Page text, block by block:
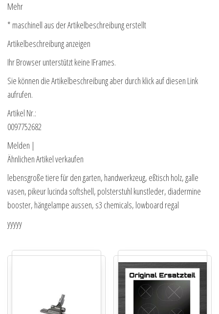
Mehr
* maschinell aus der Artikelbeschreibung erstellt
Artikelbeschreibung anzeigen
Ihr Browser unterstützt keine IFrames.
Sie können die Artikelbeschreibung aber durch klick auf diesen Link
aufrufen.
Artikel Nr.:
0097752682
Melden |
Ähnlichen Artikel verkaufen
lebensgroße tiere für den garten, handwerkzeug, eßtisch holz, galle
vasen, pikeur lucinda softshell, polsterstuhl kunstleder, diadermine
booster, hängelampe aussen, s3 chemicals, lowboard regal
yyyyy